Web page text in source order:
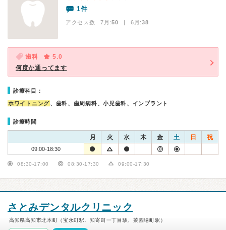
1件
アクセス数 7月:50 | 6月:38
歯科
5.0
何度か通ってます
診療科目：
ホワイトニング、歯科、歯周病科、小児歯科、インプラント
診療時間
月 火 水 木 金 土 日 祝
09:00-18:30
08:30-17:00 08:30-17:30 09:00-17:30
さとみデンタルクリニック
高知県高知市北本町（宝永町駅、知寄町一丁目駅、菜園場町駅）